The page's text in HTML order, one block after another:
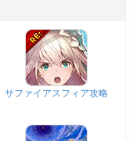
サファイアスフィア攻略